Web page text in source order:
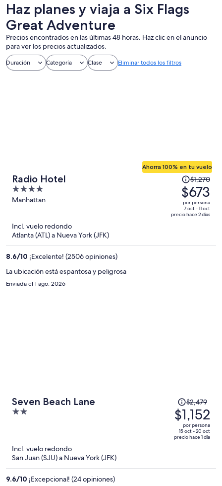
Haz planes y viaja a Six Flags
Great Adventure
Precios encontrados en las últimas 48 horas. Haz clic en el anuncio
para ver los precios actualizados.
Duración Categoría Clase Eliminar todos los filtros
Radio Hotel
4
out
Manhattan
Ahorra 100% en tu vuelo
El
precio
era
de
$1,270
$1,270
$673
por persona
7 oct - 11 oct
precio hace 2 días
Incl. vuelo redondo
Atlanta (ATL) a Nueva York (JFK)
8.6/10 ¡Excelente! (2506 opiniones)
La ubicación está espantosa y peligrosa
Enviada el 1 ago. 2026
Seven Beach Lane
2
5
El
precio
era
de
$2,479
$2,479
$1,152
por persona
15 oct - 20 oct
precio hace 1 día
Incl. vuelo redondo
San Juan (SJU) a Nueva York (JFK)
9.6/10 ¡Excepcional! (24 opiniones)